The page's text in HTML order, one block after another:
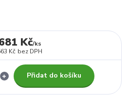
Kč/ks
Kč bez DPH
Přidat do košíku